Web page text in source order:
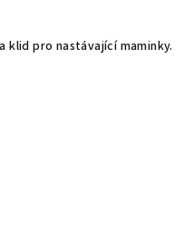
klid pro nastávající maminky.